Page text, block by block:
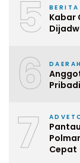
5 BERITA
Kabar
6 DAERAH
7
Cepat